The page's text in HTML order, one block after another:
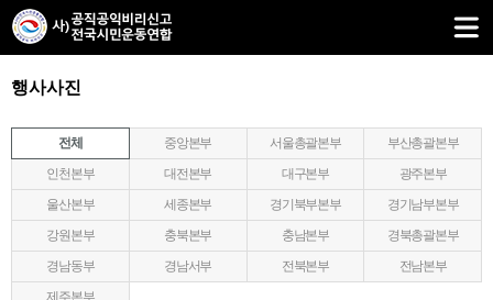
행사사진
전체 중앙본부 서울총괄본부
부산총괄본부
인천본부
대전본부 대구본부
광주본부
울산본부
세종본부 경기북부본부
경기남부본부
강원본부
충북본부 충남본부
경북총괄본부
경남동부
경남서부 전북본부
전남본부
제주본부